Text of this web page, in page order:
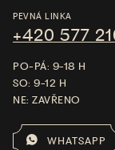
PEVNÁ LINKA
+420 577
PO-PÁ: 9-18 H
SO: 9-12 H
NE: ZAVŘENO
WHATSAPP